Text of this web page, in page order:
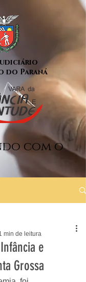
do Paraná
com o
e
Grossa
min de leitura